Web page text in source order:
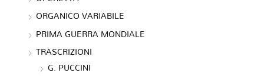
ORGANICO VARIABILE
PRIMA GUERRA MONDIALE
TRASCRIZIONI
G. PUCCINI